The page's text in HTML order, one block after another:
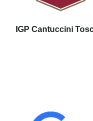
IGP Cantuccini